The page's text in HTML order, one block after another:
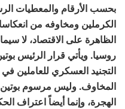
بحسب الأرقام والمعطيات
الكرملين ومخاوفه من
الظاهرة على الاقتصاد، لا
روسيا. ويأتي قرار الرئيس
التجنيد العسكري للعاملين
المخاوف. وليس مرسوم بوتين
الهجرة، وإنما أيضاً اعتراف